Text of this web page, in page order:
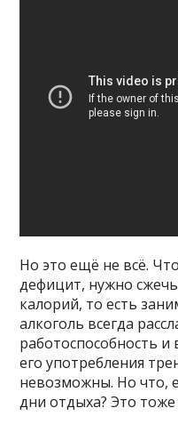
Но это ещё не всё.
дефицит, нужно
калорий, то есть
алкоголь всегда
работоспособность
его употребления
невозможны. Но что,
дни отдыха? Это